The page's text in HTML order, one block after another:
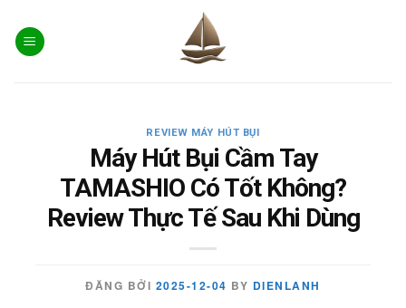
content
REVIEW MÁY HÚT BỤI
Máy Hút Bụi Cầm Tay
TAMASHIO Có Tốt Không?
Review Thực Tế Sau Khi Dùng
ĐĂNG BỞI 2025-12-04 BY DIENLANH